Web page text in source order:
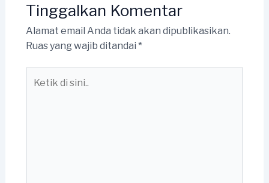
Tinggalkan Komentar
Alamat email Anda tidak akan dipublikasikan.
Ruas yang wajib ditandai *